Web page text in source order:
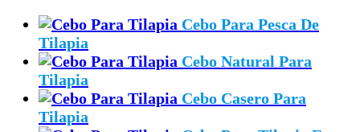
Cebo Para Pesca De
Tilapia
Cebo Natural Para
Tilapia
Cebo Casero Para
Tilapia